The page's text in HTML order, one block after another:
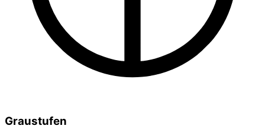
Graustufen